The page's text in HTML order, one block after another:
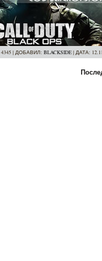
| ДОБАВИЛ: BLACKSIDE | ДАТА: